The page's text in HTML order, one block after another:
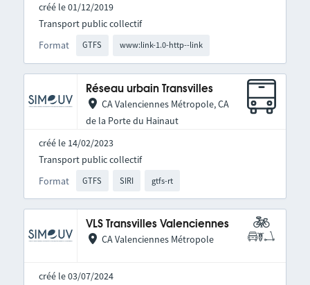
créé le 01/12/2019
Format GTFS www:link-1.0-http--link
Transport public collectif
Réseau urbain Transvilles
CA Valenciennes Métropole, CA
de la Porte du Hainaut
créé le 14/02/2023
Format GTFS SIRI gtfs-rt
Transport public collectif
VLS Transvilles Valenciennes
CA Valenciennes Métropole
créé le 03/07/2024